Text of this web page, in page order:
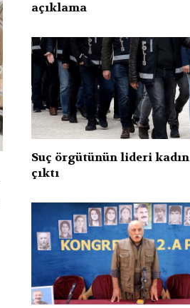
açıklama
Suç örgütünün lideri kadın
çıktı